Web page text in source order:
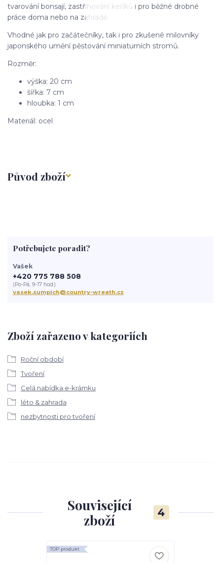
tvarování bonsají, zastřihování keříků i pro běžné drobné
práce doma nebo na zahradě.
Vhodné jak pro začátečníky, tak i pro zkušené milovníky
japonského umění pěstování miniaturních stromů.
Rozměr:
výška: 20 cm
šířka: 7 cm
hloubka: 1 cm
Materiál: ocel
Původ zboží
Zboží zařazeno v kategoriích
Roční období
Tvoření
Celá nabídka e-krámku
léto & zahrada
nezbytnosti pro tvoření
Potřebujete poradit?
Vašek
+420 775 788 508
(Po-Pá, 9-17 hod.)
vasek.sumpich@country-wreath.cz
Související
zboží
4
TOP produkt